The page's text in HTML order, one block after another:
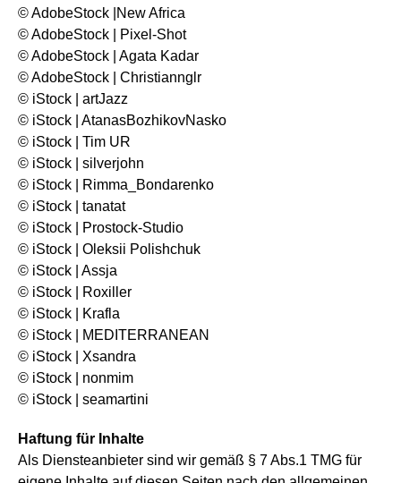
© AdobeStock |New Africa
© AdobeStock | Pixel-Shot
© AdobeStock | Agata Kadar
© AdobeStock | Christiannglr
© iStock | artJazz
© iStock | AtanasBozhikovNasko
© iStock | Tim UR
© iStock | silverjohn
© iStock | Rimma_Bondarenko
© iStock | tanatat
© iStock | Prostock-Studio
© iStock | Oleksii Polishchuk
© iStock | Assja
© iStock | Roxiller
© iStock | Krafla
© iStock | MEDITERRANEAN
© iStock | Xsandra
© iStock | nonmim
© iStock | seamartini
Haftung für Inhalte
Als Diensteanbieter sind wir gemäß § 7 Abs.1 TMG für